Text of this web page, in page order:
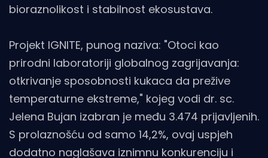
bioraznolikost i stabilnost ekosustava.
Projekt IGNITE, punog naziva: "Otoci kao
prirodni laboratoriji globalnog zagrijavanja:
otkrivanje sposobnosti kukaca da prežive
temperaturne ekstreme," kojeg vodi dr. sc.
Jelena Bujan izabran je među 3.474 prijavljenih.
S prolaznošću od samo 14,2%, ovaj uspjeh
dodatno naglašava iznimnu konkurenciju i